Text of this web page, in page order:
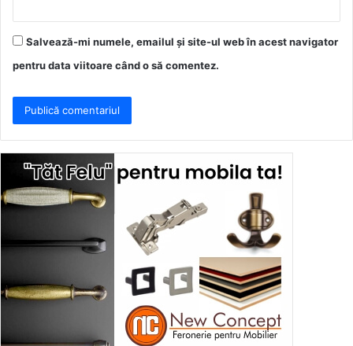
Salvează-mi numele, emailul și site-ul web în acest navigator
pentru data viitoare când o să comentez.